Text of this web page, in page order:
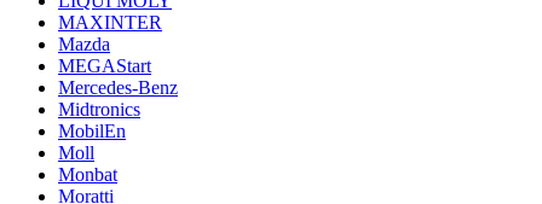
MAXINTER
Mazda
MEGAStart
Mercedes-Benz
Midtronics
MobilEn
Moll
Monbat
Moratti